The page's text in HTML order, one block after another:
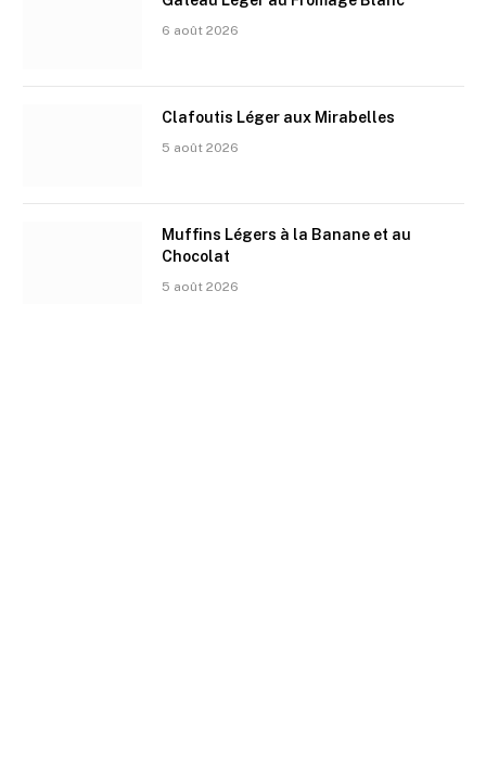
6 août 2026
Clafoutis Léger aux Mirabelles
5 août 2026
Muffins Légers à la Banane et au
Chocolat
5 août 2026